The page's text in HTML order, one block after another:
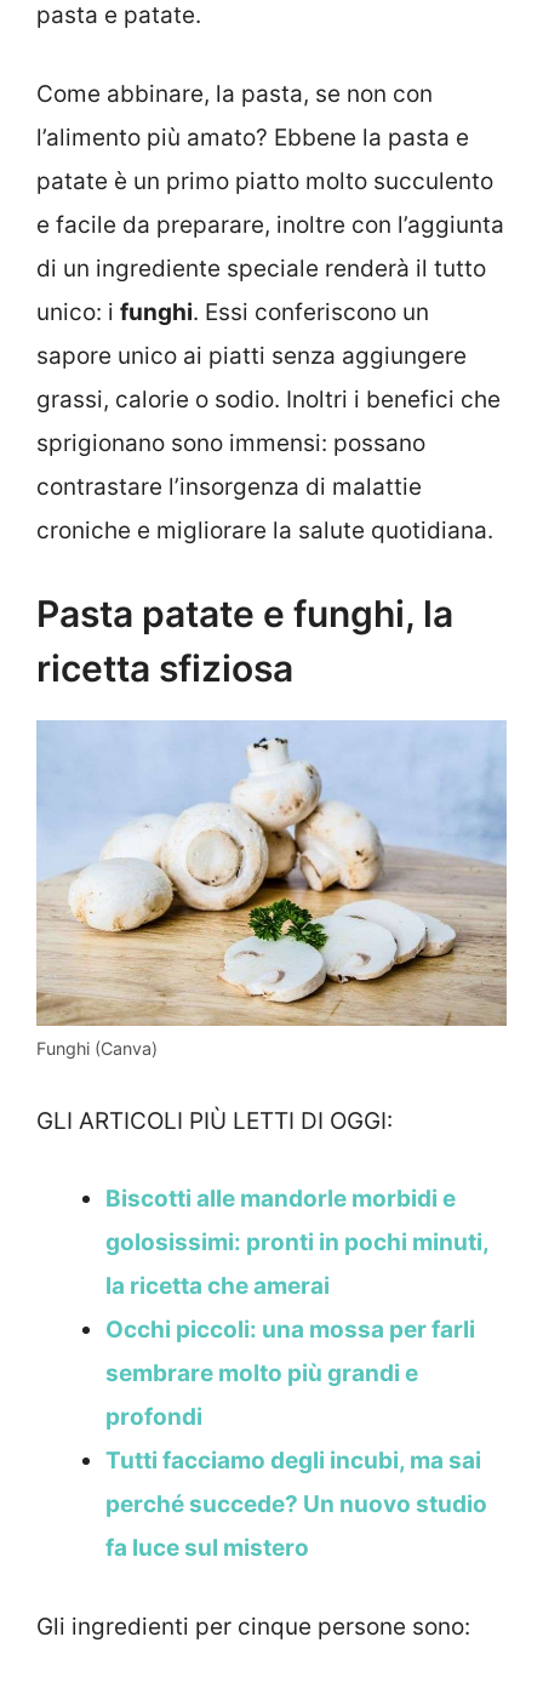
pasta e patate.
Come abbinare, la pasta, se non con
l’alimento più amato? Ebbene la pasta e
patate è un primo piatto molto succulento
e facile da preparare, inoltre con l’aggiunta
di un ingrediente speciale renderà il tutto
unico: i funghi. Essi conferiscono un
sapore unico ai piatti senza aggiungere
grassi, calorie o sodio. Inoltri i benefici che
sprigionano sono immensi: possano
contrastare l’insorgenza di malattie
croniche e migliorare la salute quotidiana.
Pasta patate e funghi, la
ricetta sfiziosa
Funghi (Canva)
GLI ARTICOLI PIÙ LETTI DI OGGI:
Biscotti alle mandorle morbidi e
golosissimi: pronti in pochi minuti,
la ricetta che amerai
Occhi piccoli: una mossa per farli
sembrare molto più grandi e
profondi
Tutti facciamo degli incubi, ma sai
perché succede? Un nuovo studio
fa luce sul mistero
Gli ingredienti per cinque persone sono: